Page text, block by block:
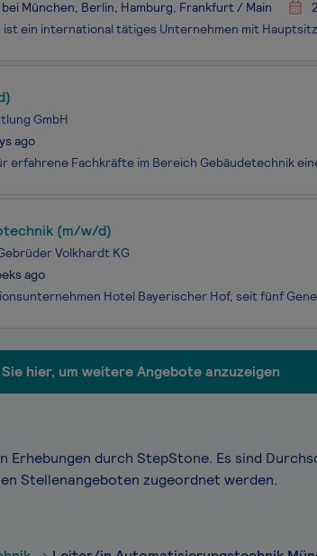
München, Berlin, Hamburg, Frankfurt / Main
GmbH
ago
(m/w/d)
Volkhardt KG
ago
hier, um weitere Angebote anzuzeigen
durch StepStone. Es sind
Stellenangeboten zugeordnet werden.